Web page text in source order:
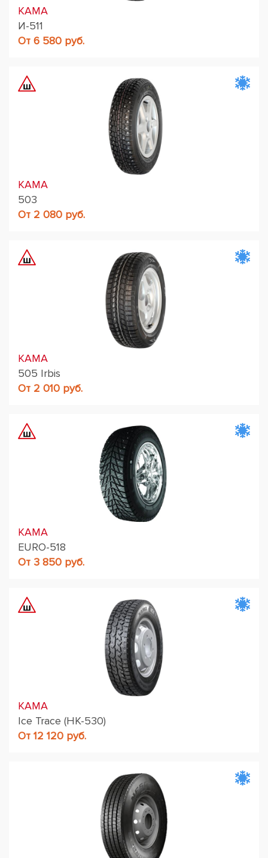
KAMA
И-511
От 6 580 руб.
KAMA
503
От 2 080 руб.
KAMA
505 Irbis
От 2 010 руб.
KAMA
EURO-518
От 3 850 руб.
KAMA
Ice Trace (HK-530)
От 12 120 руб.